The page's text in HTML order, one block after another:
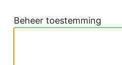
Beheer toestemming